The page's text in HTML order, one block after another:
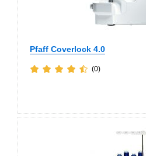
Pfaff Coverlock 4.0
(0)